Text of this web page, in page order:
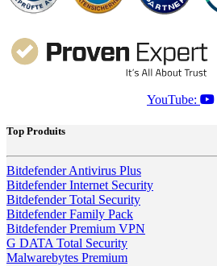
YouTube:
Top Produits
Bitdefender Antivirus Plus
Bitdefender Internet Security
Bitdefender Total Security
Bitdefender Family Pack
Bitdefender Premium VPN
G DATA Total Security
Malwarebytes Premium